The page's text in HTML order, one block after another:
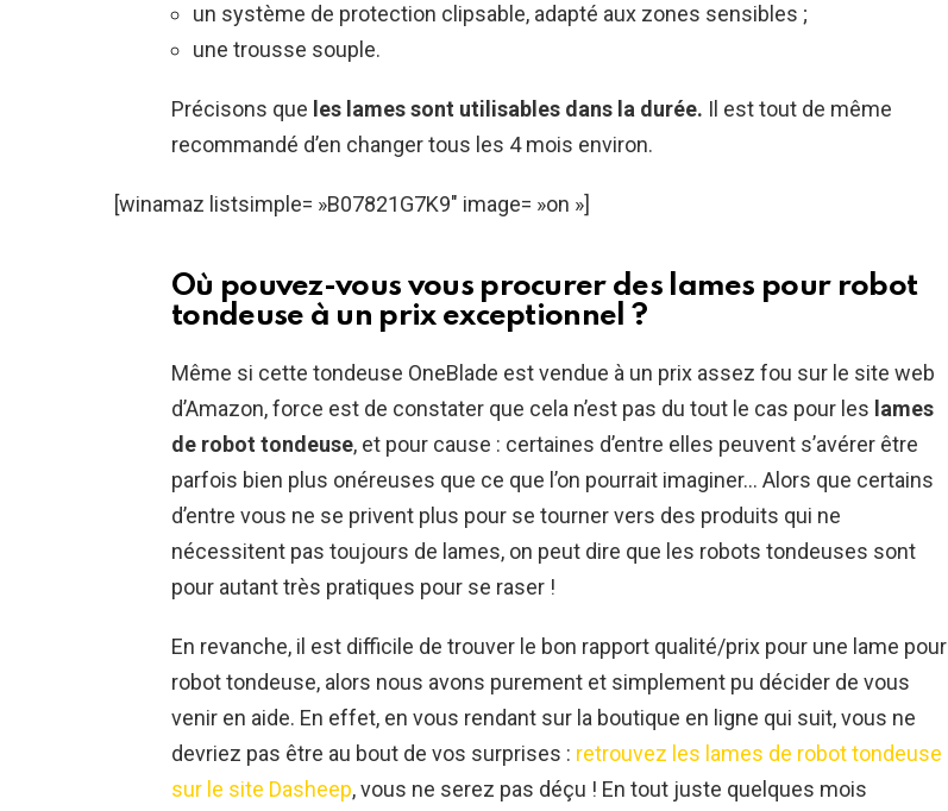
un système de protection clipsable, adapté aux zones sensibles ;
une trousse souple.
Précisons que les lames sont utilisables dans la durée. Il est tout de même
recommandé d’en changer tous les 4 mois environ.
[winamaz listsimple= »B07821G7K9″ image= »on »]
Où pouvez-vous vous procurer des lames pour robot
tondeuse à un prix exceptionnel ?
Même si cette tondeuse OneBlade est vendue à un prix assez fou sur le site web
d’Amazon, force est de constater que cela n’est pas du tout le cas pour les lames
de robot tondeuse, et pour cause : certaines d’entre elles peuvent s’avérer être
parfois bien plus onéreuses que ce que l’on pourrait imaginer… Alors que certains
d’entre vous ne se privent plus pour se tourner vers des produits qui ne
nécessitent pas toujours de lames, on peut dire que les robots tondeuses sont
pour autant très pratiques pour se raser !
En revanche, il est difficile de trouver le bon rapport qualité/prix pour une lame pour
robot tondeuse, alors nous avons purement et simplement pu décider de vous
venir en aide. En effet, en vous rendant sur la boutique en ligne qui suit, vous ne
devriez pas être au bout de vos surprises : retrouvez les lames de robot tondeuse
sur le site Dasheep, vous ne serez pas déçu ! En tout juste quelques mois